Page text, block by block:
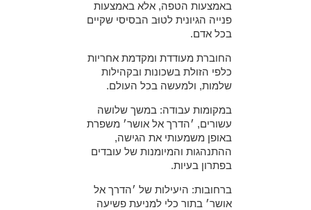
באמצעות הטפה, אלא באמצעות
פנייה הגיונית לטוּב הבסיסי שקיים
בכל אדם.
החוברת מעודדת ומקדמת אחריות
כלפי הזולת בשכונות ובקהילות
שלמות, ולמעשה בכל העולם.
במקומות עבודה: במשך שלושה
עשורים, ׳הדרך אל אושר׳ משפרת
באופן משמעותי את הגישה,
ההתנהגות והמיומנות של עובדים
בפתרון בעיות.
ברחובות: היעילות של ׳הדרך אל
אושר׳ בתור כלי למניעת פשיעה